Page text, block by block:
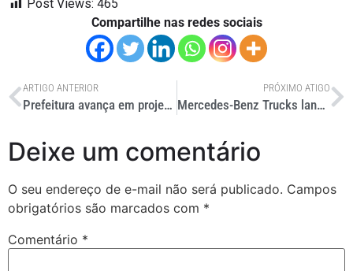
Post Views: 465
Compartilhe nas redes sociais
ARTIGO ANTERIOR
Prefeitura avança em projeto de VLT para São Paulo
PRÓXIMO ATIGO
Mercedes-Benz Trucks lança eArocs 400 na Bauma 2025
Deixe um comentário
O seu endereço de e-mail não será publicado. Campos
obrigatórios são marcados com *
Comentário *